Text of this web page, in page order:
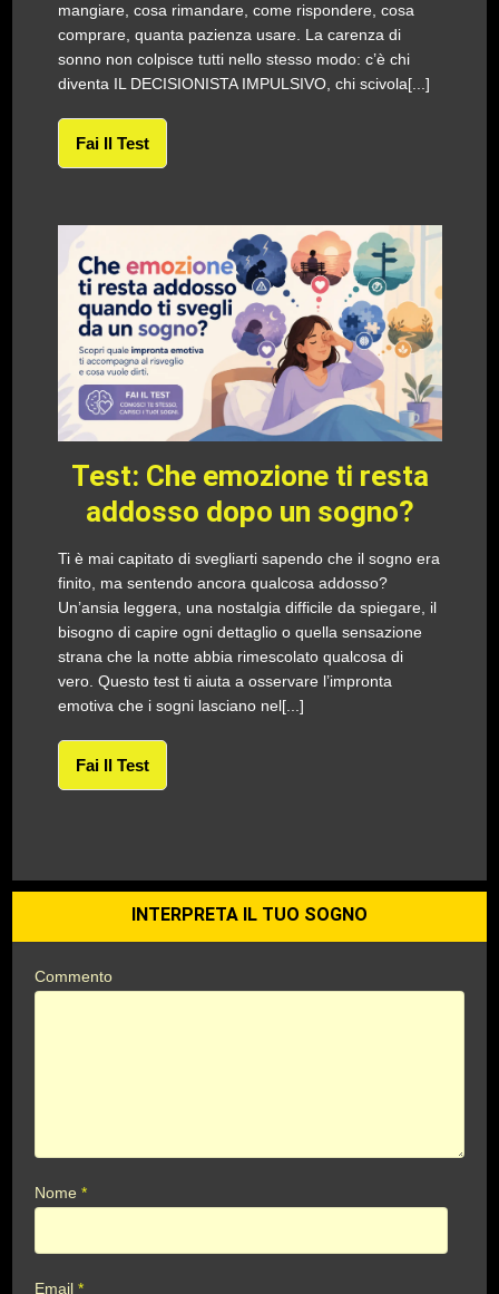
mangiare, cosa rimandare, come rispondere, cosa
comprare, quanta pazienza usare. La carenza di
sonno non colpisce tutti nello stesso modo: c’è chi
diventa IL DECISIONISTA IMPULSIVO, chi scivola[...]
Fai Il Test
Test: Che emozione ti resta
addosso dopo un sogno?
Ti è mai capitato di svegliarti sapendo che il sogno era
finito, ma sentendo ancora qualcosa addosso?
Un’ansia leggera, una nostalgia difficile da spiegare, il
bisogno di capire ogni dettaglio o quella sensazione
strana che la notte abbia rimescolato qualcosa di
vero. Questo test ti aiuta a osservare l’impronta
emotiva che i sogni lasciano nel[...]
Fai Il Test
INTERPRETA IL TUO SOGNO
Commento
Nome*
Email*